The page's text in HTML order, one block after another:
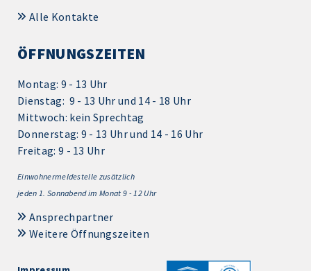
Alle Kontakte
ÖFFNUNGSZEITEN
Montag: 9 - 13 Uhr
Dienstag: 9 - 13 Uhr und 14 - 18 Uhr
Mittwoch: kein Sprechtag
Donnerstag: 9 - 13 Uhr und 14 - 16 Uhr
Freitag: 9 - 13 Uhr
Einwohnermeldestelle zusätzlich
jeden 1. Sonnabend im Monat 9 - 12 Uhr
Ansprechpartner
Weitere Öffnungszeiten